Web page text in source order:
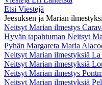
Etsi Viestejä
Jeesuksen ja Marian
Neitsyt Marian ilmestys
Hyvän tapahtuman Neitsyt
Pyhän Margareta Maria
Neitsyt Marian ilmestyksiä La
Neitsyt Marian ilmestyksiä
Neitsyt Marian ilmestys
Neitsyt Marian ilmestyksiä